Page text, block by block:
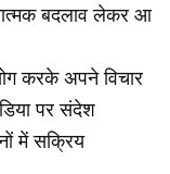
बदलाव लेकर आ
करके अपने विचार
पर संदेश
में सक्रिय